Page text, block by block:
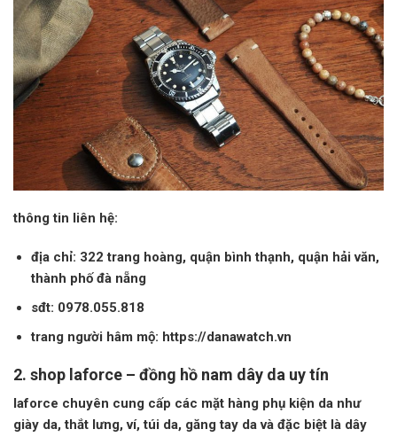
thông tin liên hệ:
địa chỉ: 322 trang hoàng, quận bình thạnh, quận hải văn,
thành phố đà nẵng
sđt: 0978.055.818
trang người hâm mộ: https://danawatch.vn
2. shop laforce – đồng hồ nam dây da uy tín
laforce chuyên cung cấp các mặt hàng phụ kiện da như
giày da, thắt lưng, ví, túi da, găng tay da và đặc biệt là dây